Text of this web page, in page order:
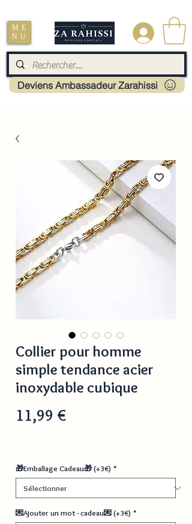
ME
NU
.
Deviens Ambassadeur Zarahissi
Collier pour homme
simple tendance acier
inoxydable cubique
11,99 €Prix
🎁Emballage Cadeau🎁 (+3€) *
💌Ajouter un mot - cadeau💌 (+3€) *